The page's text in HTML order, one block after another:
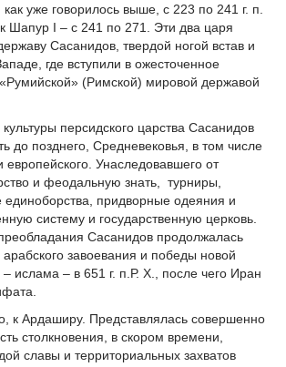
уже говорилось выше, с 223 по 241 г. п.
Шапур I – с 241 по 271. Эти два царя
Сасанидов, твердой ногой встав и
где вступили в ожесточенное
(Римской) мировой державой
персидского царства Сасанидов
до позднего, Средневековья, в том числе
европейского. Унаследовавшего от
и феодальную знать, турниры,
единоборства, придворные одеяния и
систему и государственную церковь.
Сасанидов продолжалась
арабского завоевания и победы новой
ислама – в 651 г. п.Р. Х., после чего Иран
к Ардаширу. Представлялась совершенно
столкновения, в скором времени,
славы и территориальных захватов